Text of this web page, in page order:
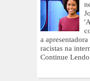
a
racistas na
Continue Lendo